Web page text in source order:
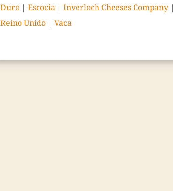
Duro| Escocia| Inverloch Cheeses Company|
Reino Unido| Vaca